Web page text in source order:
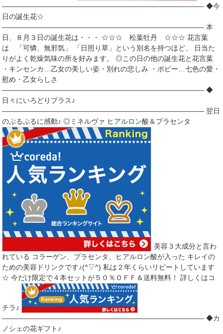
――――――――――――――――――――――――――――― ◆今
日の誕生花☆
――――――――――――――――――――――――――――― 本
日、８月３日の誕生花は・・・ ☆☆☆ 松葉牡丹 ☆☆☆ 花言葉
は 「可憐、無邪気」 「日照り草」という別名を持つほど、 日当た
りがよく乾燥気味の所を好みます。 ◎この日の他の誕生花と花言葉
・キンセンカ…乙女の美しい姿・別れの悲しみ ・ポピー…七色の愛・
慰め・乙女らしさ
――――――――――――――――――――――――――――― ◆
日々にいろどりプラス♪
――――――――――――――――――――――――――――― 翌日
のぷるぷるに感動♪ ◎ミネルヴァ ヒアルロン酸＆プラセンタ
美容３大成分と言わ
れている コラーゲン、プラセンタ、ヒアルロン酸が入った キレイの
ための美容ドリンクです♪(^▽^) 私は２年くらいリピートしています
☆ 今だけ限定で４本セットが５０％ＯＦＦ＆送料無料！ 詳しくはコ
チラ♪
――――――――――――――――――――――――――――― ◆カ
ノシェの花ギフト♪